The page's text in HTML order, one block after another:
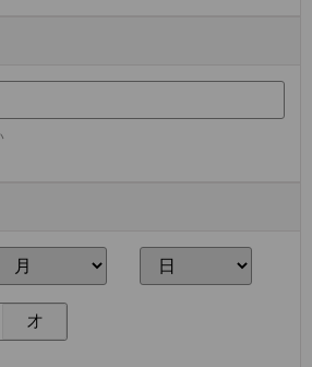
才